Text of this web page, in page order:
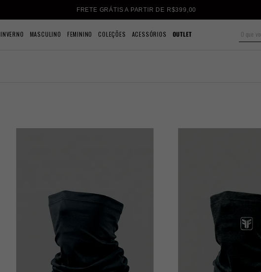
FRETE GRÁTIS A PARTIR DE R$399,00
INVERNO MASCULINO FEMININO COLEÇÕES ACESSÓRIOS OUTLET